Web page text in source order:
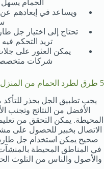
الحمام
ويساعد في إبعادهم عن
تحتاج إلى اختيار جل
تريد التحكم
يمكن العثور على
شركات
5 طرق لطرد الحمام من المنزل
يجب تطبيق الجل بحذر
الأفضل من النتائج وتجنب
المحيطة. يمكن التحقق من
الاتصال بخبير للحصول على
صحيح يمكن استخدام جل طارد
في المناطق المحيطة
والأصول والناس من التلوث